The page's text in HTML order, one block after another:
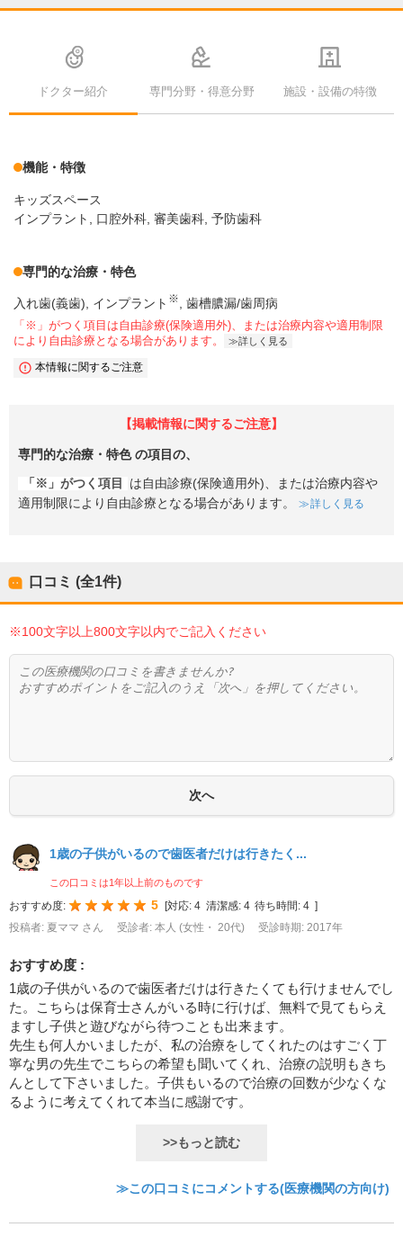
ドクター紹介 専門分野・得意分野 施設・設備の特徴
機能・特徴
キッズスペース
インプラント, 口腔外科, 審美歯科, 予防歯科
専門的な治療・特色
入れ歯(義歯) インプラント ※ 歯槽膿漏/歯周病
「※」がつく項目は自由診療(保険適用外)、または治療内容や適用制限
により自由診療となる場合があります。
詳しく見る
本情報に関するご注意
【掲載情報に関するご注意】
専門的な治療・特色の項目の、
「※」がつく項目
は自由診療(保険適用外)、または治療内容や
適用制限により自由診療となる場合があります。
詳しく見る
口コミ (全1件)
※100文字以上800文字以内でご記入ください
1歳の子供がいるので歯医者だけは行きたく...
この口コミは1年以上前のものです
おすすめ度: 5 対応: 4 清潔感: 4 待ち時間: 4
投稿者: 夏ママ さん
受診者: 本人 (女性・ 20代) 受診時期: 2017年
おすすめ度 :
1歳の子供がいるので歯医者だけは行きたくても行けませんでし
た。こちらは保育士さんがいる時に行けば、無料で見てもらえ
ますし子供と遊びながら待つことも出来ます。
先生も何人かいましたが、私の治療をしてくれたのはすごく丁
寧な男の先生でこちらの希望も聞いてくれ、治療の説明もきち
んとして下さいました。子供もいるので治療の回数が少なくな
るように考えてくれて本当に感謝です。
>>もっと読む
≫この口コミにコメントする(医療機関の方向け)